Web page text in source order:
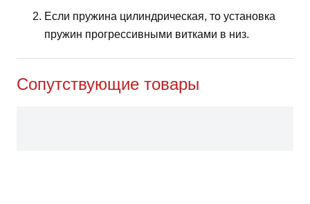
Если пружина цилиндрическая, то установка
пружин прогрессивными витками в низ.
Сопутствующие товары